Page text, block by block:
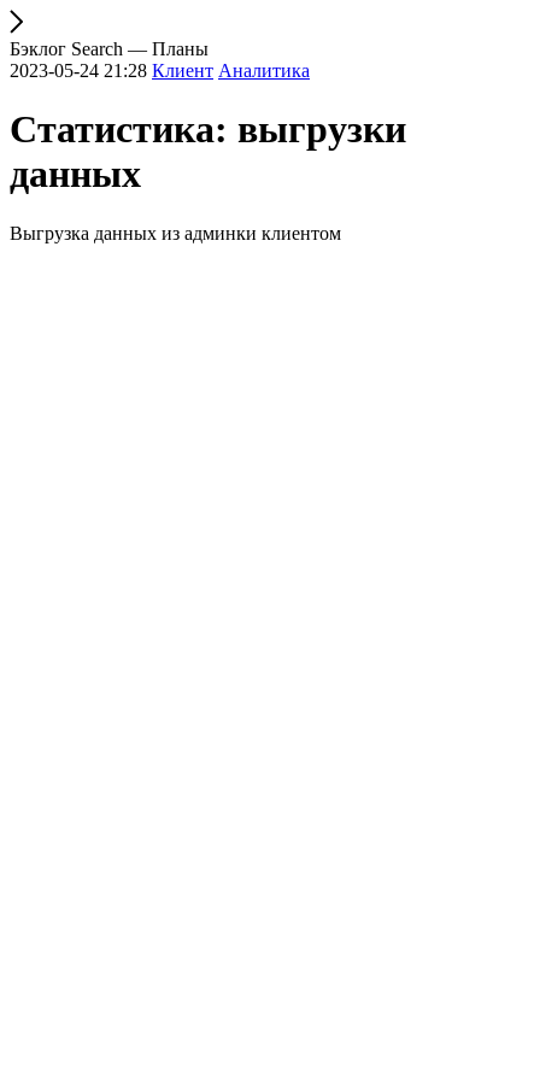
Бэклог Search — Планы
2023-05-24 21:28 Клиент Аналитика
Статистика: выгрузки
данных
Выгрузка данных из админки клиентом